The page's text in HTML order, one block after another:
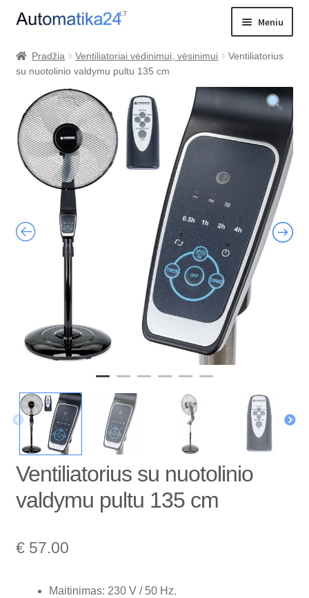
Pereiti
meniu
Pereiti
turinio
Meniu
PREKIŲ KATALOGAS
menu
VALDIKLIŲ PALYGINIMAS
KONTAKTAI
Pradžia Ventiliatoriai vėdinimui, vėsinimui
Ventiliatorius
su nuotolinio valdymu pultu 135 cm
Ventiliatorius su nuotolinio
valdymu pultu 135 cm
€57.00
Maitinimas: 230 V / 50 Hz.